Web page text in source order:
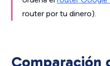
router por tu dinero).
Comparación